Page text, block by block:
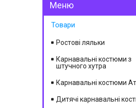
Товари
Ростові ляльки
Карнавальні костюми з
штучного хутра
Карнавальні костюми
Дитячі карнавальні